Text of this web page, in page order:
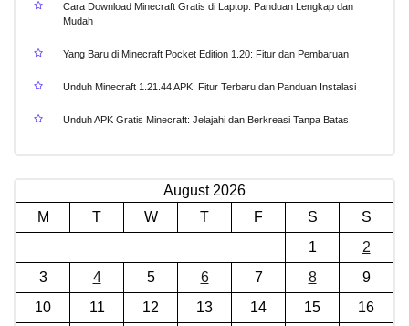
Cara Download Minecraft Gratis di Laptop: Panduan Lengkap dan
Mudah
Yang Baru di Minecraft Pocket Edition 1.20: Fitur dan Pembaruan
Unduh Minecraft 1.21.44 APK: Fitur Terbaru dan Panduan Instalasi
Unduh APK Gratis Minecraft: Jelajahi dan Berkreasi Tanpa Batas
August 2026
M
T W T F S
S
1
2
3
4 5 6 7 8
9
10
11 12 13 14 15
16